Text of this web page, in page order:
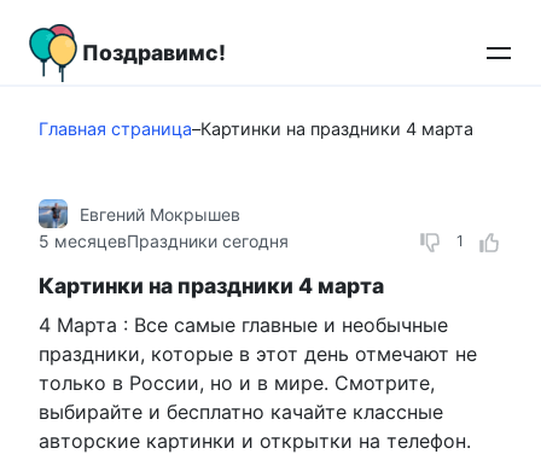
контенту
Поздравимс!
Главная страница–Картинки на праздники 4 марта
1
Евгений Мокрышев
5 месяцевПраздники сегодня
Картинки на праздники 4 марта
4 Марта : Все самые главные и необычные
праздники, которые в этот день отмечают не
только в России, но и в мире. Смотрите,
выбирайте и бесплатно качайте классные
авторские картинки и открытки на телефон.